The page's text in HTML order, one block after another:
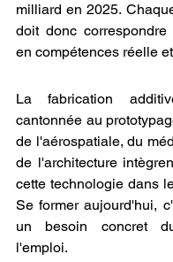
milliard en 2025.
doit donc
en compétences réelle
La fabrication
cantonnée au
de l'aérospatiale, du
de l'architecture
cette technologie dans
Se former aujourd'hui,
un besoin concret
l'emploi.